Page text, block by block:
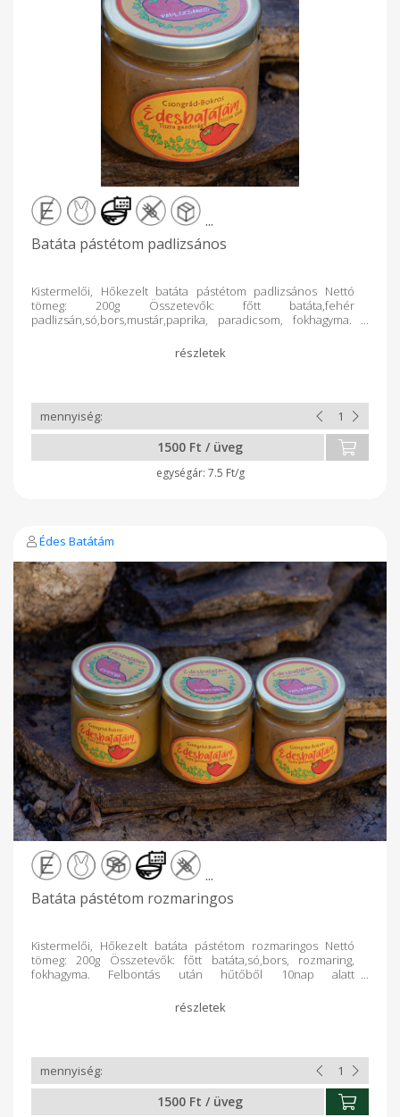
...
Batáta pástétom padlizsános
Kistermelői, Hőkezelt batáta pástétom padlizsános Nettó
tömeg: 200g Összetevők: főtt batáta,fehér
padlizsán,só,bors,mustár,paprika, paradicsom, fokhagyma.
chipshez, tésztára, piritósra, melegszendvics krémnek, sült
húsokhoz, zöldségköretek színesítéséhez, nyers zöldségek
1500 Ft / üveg
7.5 Ft/g
Édes Batátám
...
Batáta pástétom rozmaringos
Kistermelői, Hőkezelt batáta pástétom rozmaringos Nettó
tömeg: 200g Összetevők: főtt batáta,só,bors, rozmaring,
fokhagyma. Felbontás után hűtőből 10nap alatt
melegszendvics krémnek, sült húsokhoz, zöldségköretek
színesítéséhez, nyers zöldségek mártogatósának.
1500 Ft / üveg